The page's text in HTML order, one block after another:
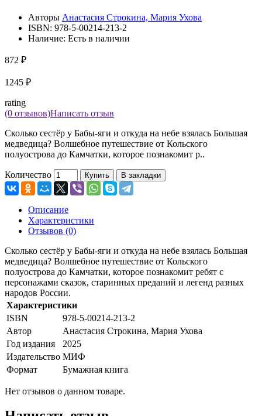
Авторы Анастасия Строкина, Мария Ухова
ISBN: 978-5-00214-213-2
Наличие: Есть в наличии
872 ₽
1245 ₽
rating
(0 отзывов)Написать отзыв
Сколько сестёр у Бабы-яги и откуда на небе взялась Большая
медведица? Волшебное путешествие от Кольского
полуострова до Камчатки, которое познакомит р..
Количество Купить В закладки
Описание
Характеристики
Отзывов (0)
Сколько сестёр у Бабы-яги и откуда на небе взялась Большая
медведица? Волшебное путешествие от Кольского
полуострова до Камчатки, которое познакомит ребят с
персонажами сказок, старинных преданий и легенд разных
народов России.
Характеристики
ISBN
978-5-00214-213-2
Автор
Анастасия Строкина, Мария Ухова
Год издания
2025
Издательство МИФ
Формат
Бумажная книга
Нет отзывов о данном товаре.